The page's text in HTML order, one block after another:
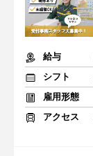
給与
シフト
雇用形態
アクセス